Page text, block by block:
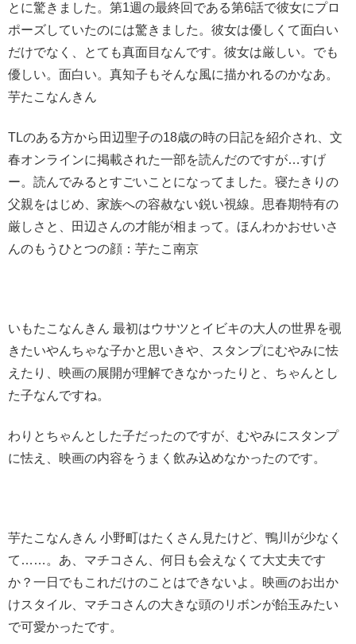
とに驚きました。第1週の最終回である第6話で彼女にプロ
ポーズしていたのには驚きました。彼女は優しくて面白い
だけでなく、とても真面目なんです。彼女は厳しい。でも
優しい。面白い。真知子もそんな風に描かれるのかなあ。
芋たこなんきん
TLのある方から田辺聖子の18歳の時の日記を紹介され、文
春オンラインに掲載された一部を読んだのですが…すげ
ー。読んでみるとすごいことになってました。寝たきりの
父親をはじめ、家族への容赦ない鋭い視線。思春期特有の
厳しさと、田辺さんの才能が相まって。ほんわかおせいさ
んのもうひとつの顔：芋たこ南京
いもたこなんきん 最初はウサツとイビキの大人の世界を覗
きたいやんちゃな子かと思いきや、スタンプにむやみに怯
えたり、映画の展開が理解できなかったりと、ちゃんとし
た子なんですね。
わりとちゃんとした子だったのですが、むやみにスタンプ
に怯え、映画の内容をうまく飲み込めなかったのです。
芋たこなんきん 小野町はたくさん見たけど、鴨川が少なく
て……。あ、マチコさん、何日も会えなくて大丈夫です
か？一日でもこれだけのことはできないよ。映画のお出か
けスタイル、マチコさんの大きな頭のリボンが飴玉みたい
で可愛かったです。